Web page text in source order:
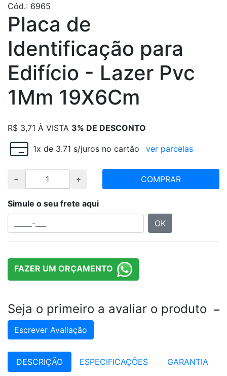
Cód.: 6965
Placa de
Identificação para
Edifício - Lazer Pvc
1Mm 19X6Cm
R$ 3,71 À VISTA 3% DE DESCONTO
1x de 3.71 s/juros no cartão ver parcelas
COMPRAR
Simule o seu frete aqui
OK
FAZER UM ORÇAMENTO
Seja o primeiro a avaliar o produto
Escrever Avaliação
DESCRIÇÃO ESPECIFICAÇÕES
GARANTIA